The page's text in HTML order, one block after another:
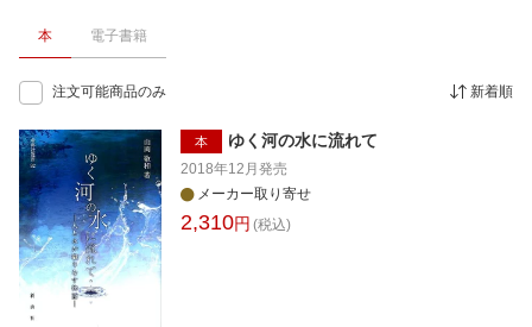
本 電子書籍
注文可能商品のみ 新着順
本 ゆく河の水に流れて
2018年12月 発売
メーカー取り寄せ
2,310円 (税込)